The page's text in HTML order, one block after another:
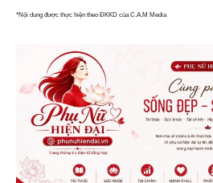
*Nội dung được thực hiện theo ĐKKD của C.A.M Media